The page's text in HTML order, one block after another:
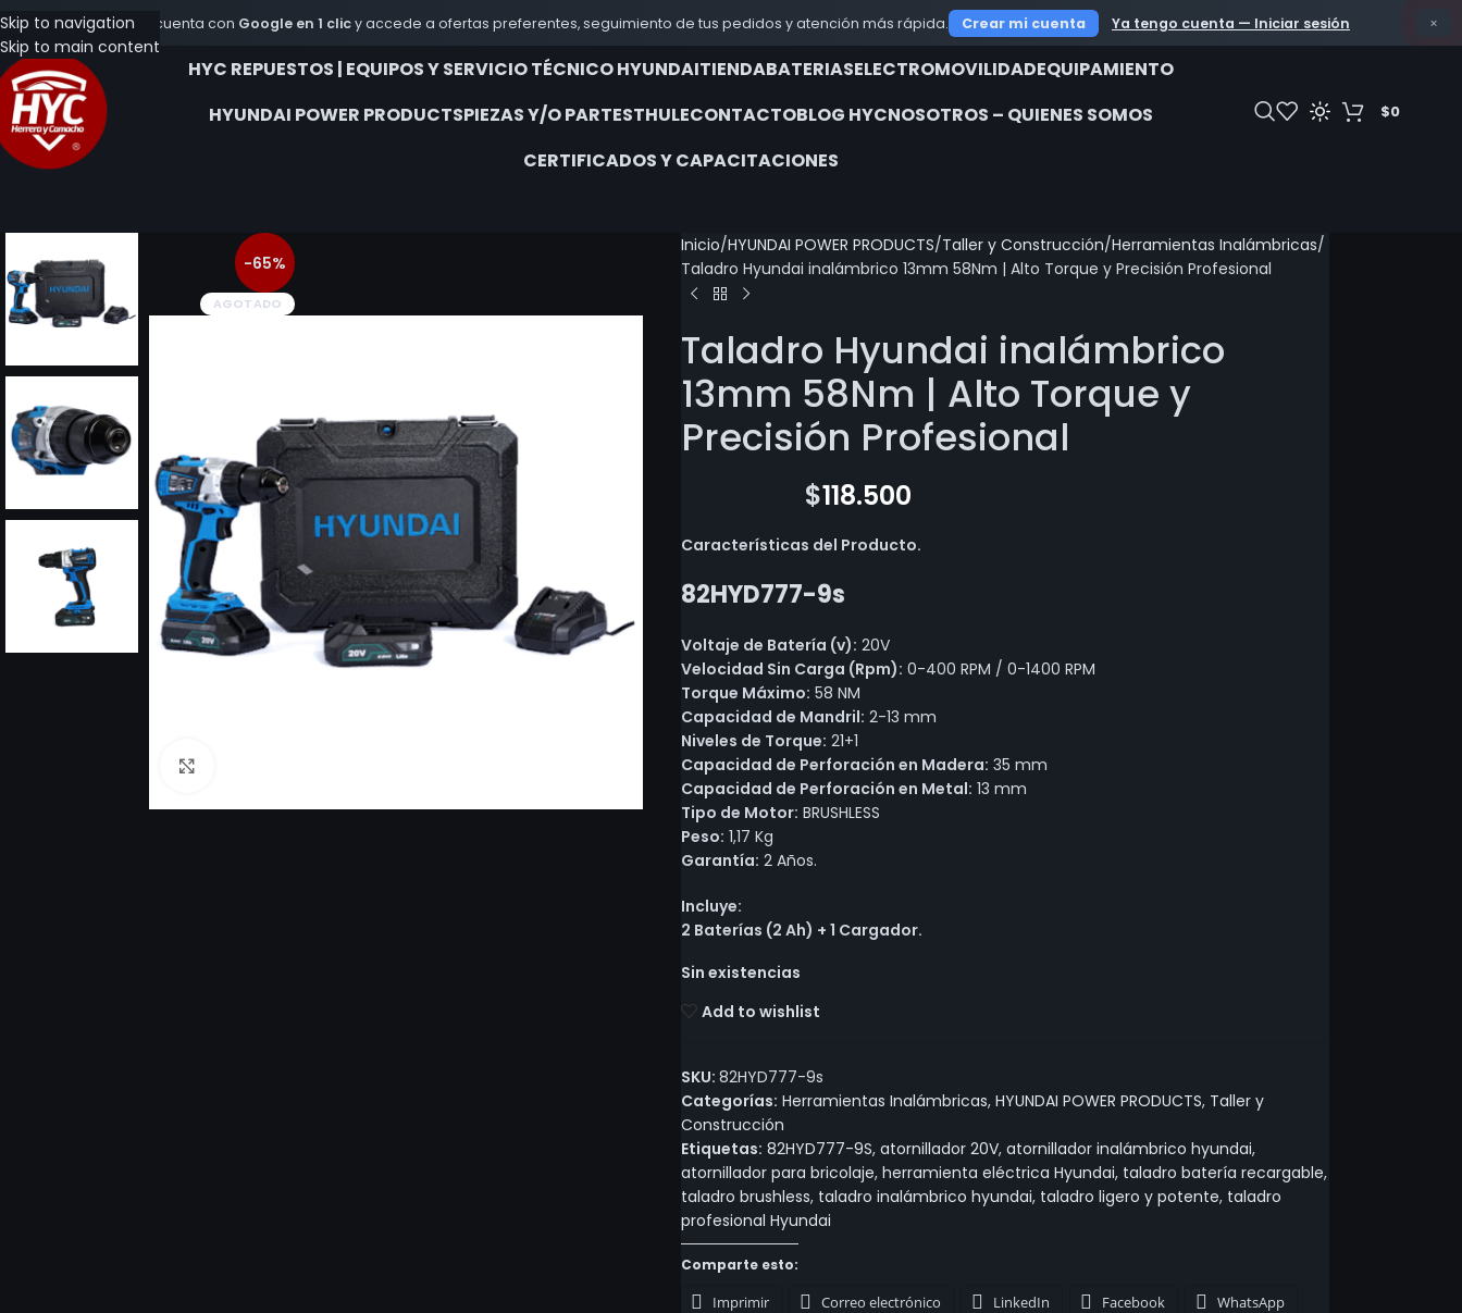
Crea tu cuenta con Google en 1 clicy accede a ofertas preferentes, seguimiento de tus pedidos y atención más rápida. Crear mi cuenta Ya tengo cuenta — Iniciar sesión ×
Skip to navigation
Skip to main content
OFERTAS
HYC REPUESTOS | EQUIPOS Y SERVICIO TÉCNICO HYUNDAITIENDABATERIASELECTROMOVILIDADEQUIPAMIENTO
HYUNDAI POWER PRODUCTSPIEZAS Y/O PARTESTHULECONTACTOBLOG HYCNOSOTROS – QUIENES SOMOS
CERTIFICADOS Y CAPACITACIONES
$0
-65%
AGOTADO
Inicio HYUNDAI POWER PRODUCTS Taller y Construcción Herramientas Inalámbricas
Taladro Hyundai inalámbrico 13mm 58Nm | Alto Torque y Precisión Profesional
Taladro Hyundai inalámbrico
13mm 58Nm | Alto Torque y
Precisión Profesional
$118.500
Características del Producto.
82HYD777-9s
Voltaje de Batería (v): 20V
Velocidad Sin Carga (Rpm): 0-400 RPM / 0-1400 RPM
Torque Máximo: 58 NM
Capacidad de Mandril: 2-13 mm
Niveles de Torque: 21+1
Capacidad de Perforación en Madera: 35 mm
Capacidad de Perforación en Metal: 13 mm
Tipo de Motor: BRUSHLESS
Peso: 1,17 Kg
Garantía: 2 Años.
Incluye:
2 Baterías (2 Ah) + 1 Cargador.
Sin existencias
Add to wishlist
SKU: 82HYD777-9s
Categorías: Herramientas Inalámbricas, HYUNDAI POWER PRODUCTS, Taller y
Construcción
Etiquetas: 82HYD777-9S, atornillador 20V, atornillador inalámbrico hyundai,
atornillador para bricolaje, herramienta eléctrica Hyundai, taladro batería recargable,
taladro brushless, taladro inalámbrico hyundai, taladro ligero y potente, taladro
profesional Hyundai
Comparte esto:
Imprimir Correo electrónico LinkedIn Facebook WhatsApp